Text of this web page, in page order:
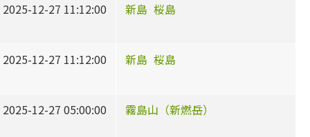
2025-12-27 11:12:00
新島 桜島
2025-12-27 11:12:00 新島 桜島
2025-12-27 05:00:00 霧島山（新燃岳）